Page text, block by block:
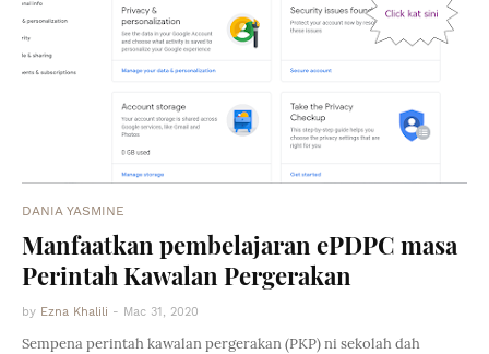
DANIA YASMINE
Manfaatkan pembelajaran ePDPC masa
Perintah Kawalan Pergerakan
by Ezna Khalili - Mac 31, 2020
Sempena perintah kawalan pergerakan (PKP) ni sekolah dah